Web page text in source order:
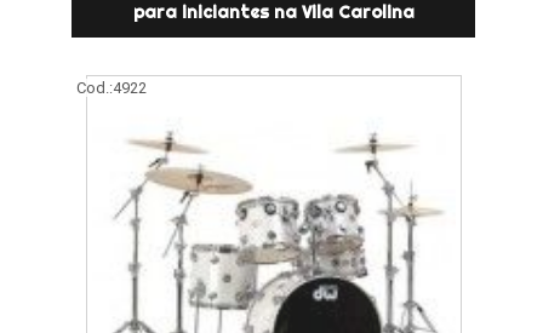
para iniciantes na Vila Carolina
Cod.:4922